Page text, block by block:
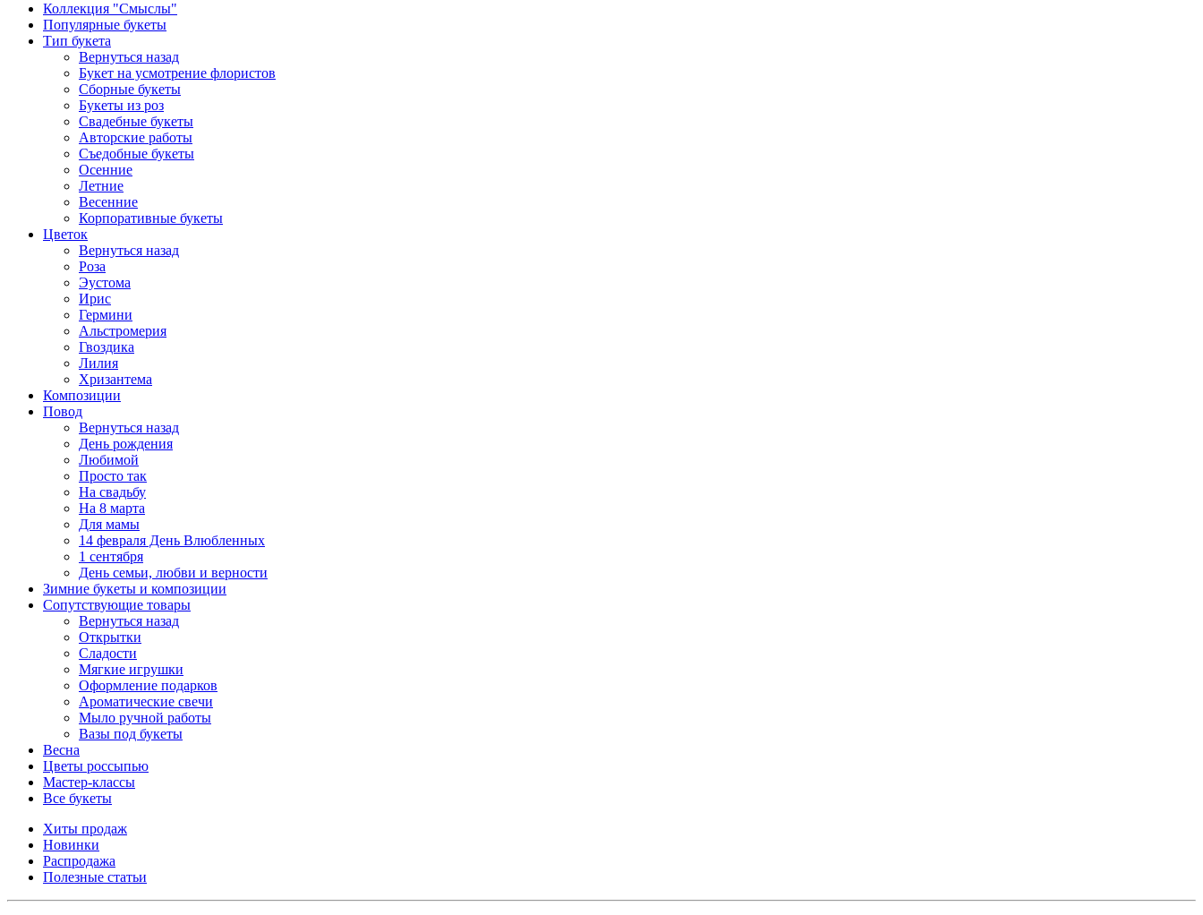
Коллекция "Смыслы"
Популярные букеты
Тип букета
Вернуться назад
Букет на усмотрение флористов
Сборные букеты
Букеты из роз
Свадебные букеты
Авторские работы
Съедобные букеты
Осенние
Летние
Весенние
Корпоративные букеты
Цветок
Вернуться назад
Роза
Эустома
Ирис
Гермини
Альстромерия
Гвоздика
Лилия
Хризантема
Композиции
Повод
Вернуться назад
День рождения
Любимой
Просто так
На свадьбу
На 8 марта
Для мамы
14 февраля День Влюбленных
1 сентября
День семьи, любви и верности
Зимние букеты и композиции
Сопутствующие товары
Вернуться назад
Открытки
Сладости
Мягкие игрушки
Оформление подарков
Ароматические свечи
Мыло ручной работы
Вазы под букеты
Весна
Цветы россыпью
Мастер-классы
Все букеты
Хиты продаж
Новинки
Распродажа
Полезные статьи